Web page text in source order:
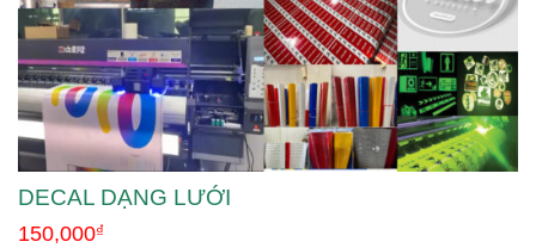
DECAL DẠNG LƯỚI
150,000₫